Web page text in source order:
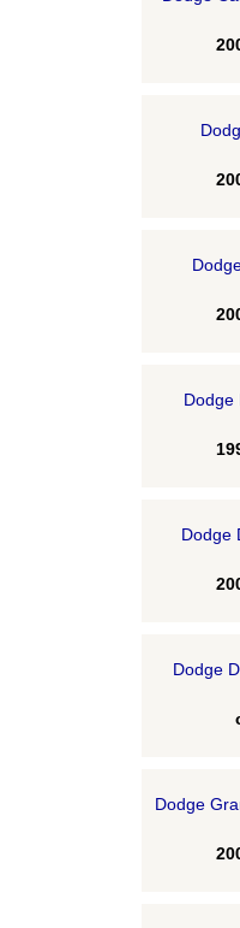
Dodge
Dodge
Dodge
Dodge